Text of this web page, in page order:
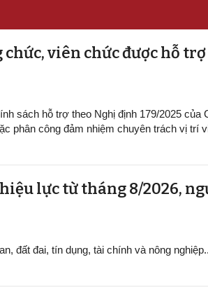
chức, viên chức được hỗ trợ
sách hỗ trợ theo Nghị định 179/2025 của
phân công đảm nhiệm chuyên trách vị trí
lực từ tháng 8/2026,
đất đai, tín dụng, tài chính và nông